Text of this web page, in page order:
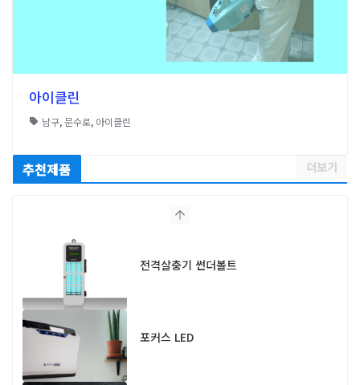
아이클린
남구,문수로, 아이클린
추천제품 더보기
전격살충기 썬더볼트
포커스 LED